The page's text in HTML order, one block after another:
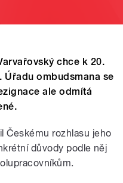
chce k 20.
ombudsmana se
ale odmítá
Českému rozhlasu jeho
důvody podle něj